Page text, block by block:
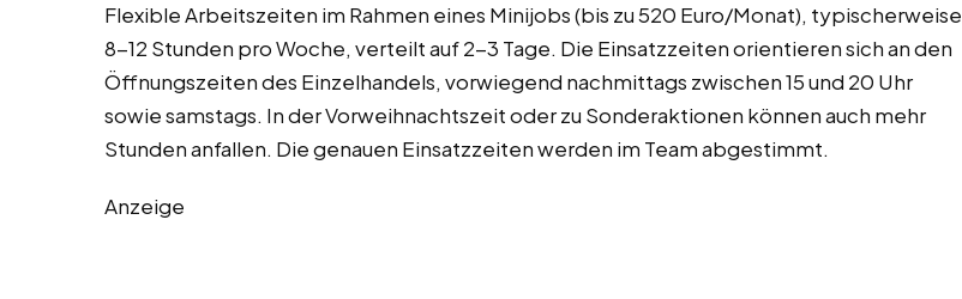
Flexible Arbeitszeiten im Rahmen eines Minijobs (bis zu 520 Euro/Monat), typischerweise
8-12 Stunden pro Woche, verteilt auf 2-3 Tage. Die Einsatzzeiten orientieren sich an den
Öffnungszeiten des Einzelhandels, vorwiegend nachmittags zwischen 15 und 20 Uhr
sowie samstags. In der Vorweihnachtszeit oder zu Sonderaktionen können auch mehr
Stunden anfallen. Die genauen Einsatzzeiten werden im Team abgestimmt.
Anzeige